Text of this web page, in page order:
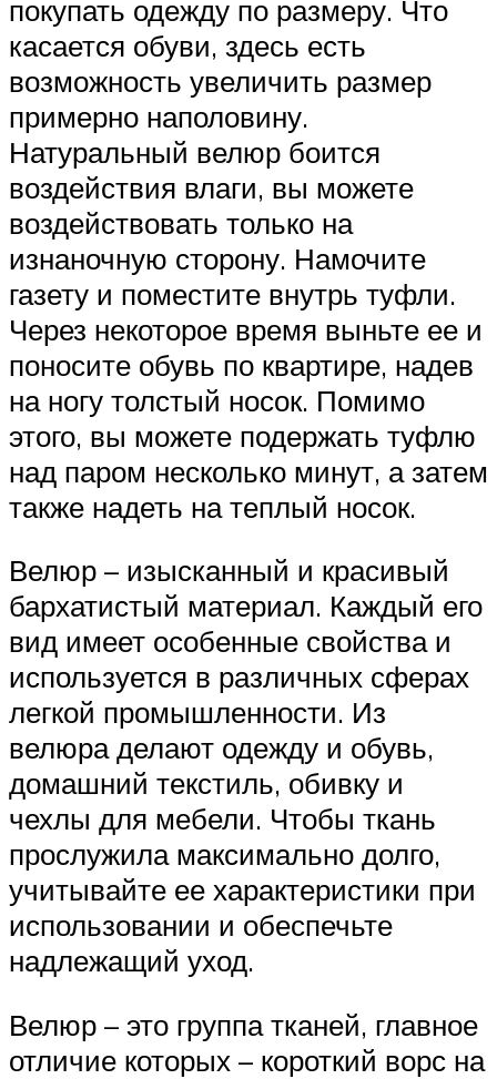
покупать одежду по размеру. Что
касается обуви, здесь есть
возможность увеличить размер
примерно наполовину.
Натуральный велюр боится
воздействия влаги, вы можете
воздействовать только на
изнаночную сторону. Намочите
газету и поместите внутрь туфли.
Через некоторое время выньте ее и
поносите обувь по квартире, надев
на ногу толстый носок. Помимо
этого, вы можете подержать туфлю
над паром несколько минут, а затем
также надеть на теплый носок.
Велюр – изысканный и красивый
бархатистый материал. Каждый его
вид имеет особенные свойства и
используется в различных сферах
легкой промышленности. Из
велюра делают одежду и обувь,
домашний текстиль, обивку и
чехлы для мебели. Чтобы ткань
прослужила максимально долго,
учитывайте ее характеристики при
использовании и обеспечьте
надлежащий уход.
Велюр – это группа тканей, главное
отличие которых – короткий ворс на